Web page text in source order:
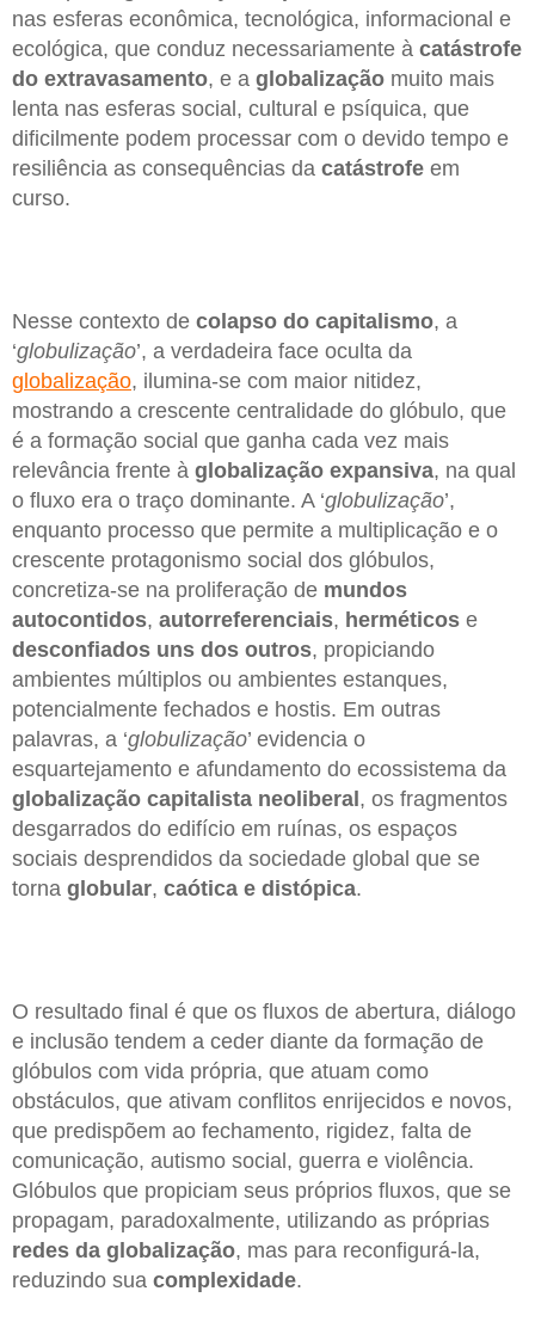
nas esferas econômica, tecnológica, informacional e
ecológica, que conduz necessariamente à catástrofe
do extravasamento, e a globalização muito mais
lenta nas esferas social, cultural e psíquica, que
dificilmente podem processar com o devido tempo e
resiliência as consequências da catástrofe em
curso.
Nesse contexto de colapso do capitalismo, a
‘globulização’, a verdadeira face oculta da
globalização, ilumina-se com maior nitidez,
mostrando a crescente centralidade do glóbulo, que
é a formação social que ganha cada vez mais
relevância frente à globalização expansiva, na qual
o fluxo era o traço dominante. A ‘globulização’,
enquanto processo que permite a multiplicação e o
crescente protagonismo social dos glóbulos,
concretiza-se na proliferação de mundos
autocontidos, autorreferenciais, herméticos e
desconfiados uns dos outros, propiciando
ambientes múltiplos ou ambientes estanques,
potencialmente fechados e hostis. Em outras
palavras, a ‘globulização’ evidencia o
esquartejamento e afundamento do ecossistema da
globalização capitalista neoliberal, os fragmentos
desgarrados do edifício em ruínas, os espaços
sociais desprendidos da sociedade global que se
torna globular, caótica e distópica.
O resultado final é que os fluxos de abertura, diálogo
e inclusão tendem a ceder diante da formação de
glóbulos com vida própria, que atuam como
obstáculos, que ativam conflitos enrijecidos e novos,
que predispõem ao fechamento, rigidez, falta de
comunicação, autismo social, guerra e violência.
Glóbulos que propiciam seus próprios fluxos, que se
propagam, paradoxalmente, utilizando as próprias
redes da globalização, mas para reconfigurá-la,
reduzindo sua complexidade.